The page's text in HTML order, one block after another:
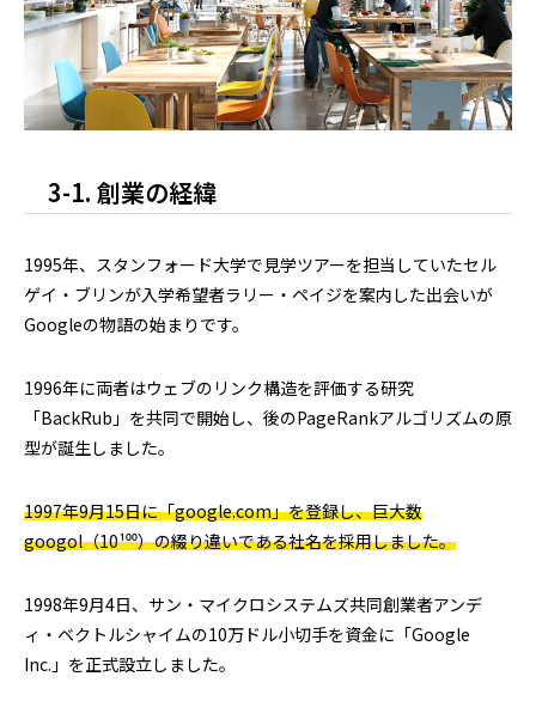
3-1. 創業の経緯
1995年、スタンフォード大学で見学ツアーを担当していたセル
ゲイ・ブリンが入学希望者ラリー・ペイジを案内した出会いが
Googleの物語の始まりです。
1996年に両者はウェブのリンク構造を評価する研究
「BackRub」を共同で開始し、後のPageRankアルゴリズムの原
型が誕生しました。
1997年9月15日に「google.com」を登録し、巨大数
googol（10¹⁰⁰）の綴り違いである社名を採用しました。
1998年9月4日、サン・マイクロシステムズ共同創業者アンデ
ィ・ベクトルシャイムの10万ドル小切手を資金に「Google
Inc.」を正式設立しました。